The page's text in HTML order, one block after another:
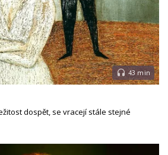
43 min
dospět, se vracejí stále stejné